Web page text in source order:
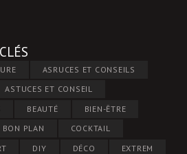
ASRUCES ET CONSEILS
ASTUCES ET CONSEIL
BEAUTÉ
BIEN-ÊTRE
BON PLAN
COCKTAIL
DIY DÉCO
EXTREM